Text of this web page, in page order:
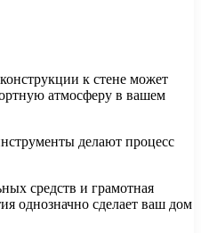
к стене может
атмосферу в вашем
делают процесс
средств и грамотная
однозначно сделает ваш дом